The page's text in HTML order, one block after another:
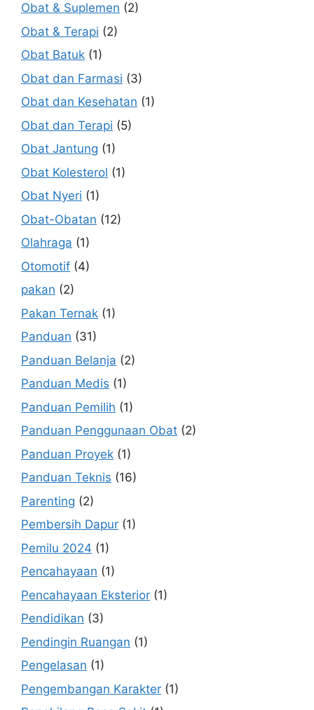
Obat & Suplemen (2)
Obat & Terapi (2)
Obat Batuk (1)
Obat dan Farmasi (3)
Obat dan Kesehatan (1)
Obat dan Terapi (5)
Obat Jantung (1)
Obat Kolesterol (1)
Obat Nyeri (1)
Obat-Obatan (12)
Olahraga (1)
Otomotif (4)
pakan (2)
Pakan Ternak (1)
Panduan (31)
Panduan Belanja (2)
Panduan Medis (1)
Panduan Pemilih (1)
Panduan Penggunaan Obat (2)
Panduan Proyek (1)
Panduan Teknis (16)
Parenting (2)
Pembersih Dapur (1)
Pemilu 2024 (1)
Pencahayaan (1)
Pencahayaan Eksterior (1)
Pendidikan (3)
Pendingin Ruangan (1)
Pengelasan (1)
Pengembangan Karakter (1)